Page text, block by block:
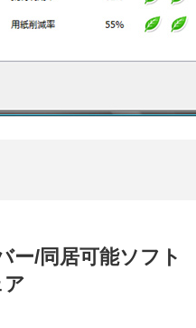
ー/同居可能ソフト
ア